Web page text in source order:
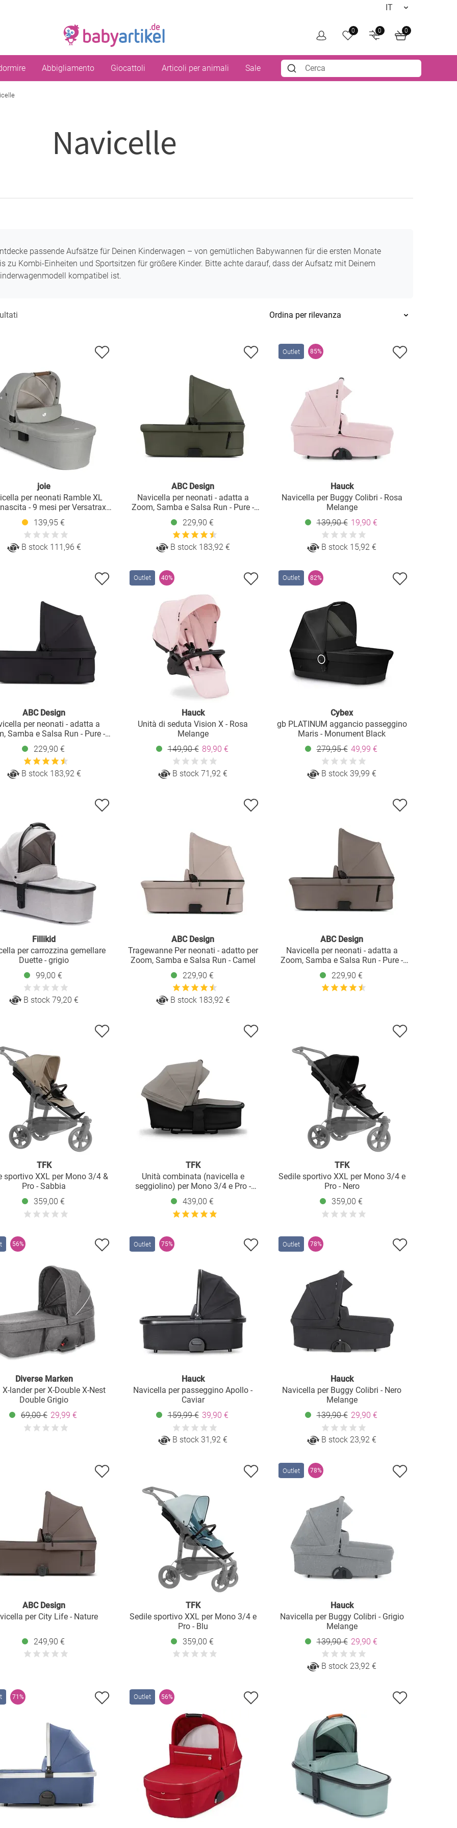
0 0 0
Abbigliamento Giocattoli Articoli per animali Sale
Navicelle
passende Aufsätze für Deinen Kinderwagen – von gemütlichen Babywannen für die ersten Monate
zu Kombi-Einheiten und Sportsitzen für größere Kinder. Bitte achte darauf, dass der Aufsatz mit Deinem
kompatibel ist.
joie
per neonati Ramble XL
- 9 mesi per Versatrax,
E incl. copertura
antipioggia - Pebble
139,95 €
B stock 111,96 €
ABC Design
Navicella per neonati - adatta a
Zoom, Samba e Salsa Run - Pure -
Avocado
229,90 €
B stock 183,92 €
Outlet 85%
Hauck
Navicella per Buggy Colibri - Rosa
Melange
139,90 € 19,90 €
B stock 15,92 €
ABC Design
per neonati - adatta a
Samba e Salsa Run - Pure -
229,90 €
B stock 183,92 €
Outlet 40%
Hauck
Unità di seduta Vision X - Rosa
Melange
149,90 € 89,90 €
B stock 71,92 €
Outlet 82%
Cybex
gb PLATINUM aggancio passeggino
Maris - Monument Black
279,95 € 49,99 €
B stock 39,99 €
Fillikid
per carrozzina gemellare
Duette - grigio
99,00 €
B stock 79,20 €
ABC Design
Tragewanne Per neonati - adatto per
Zoom, Samba e Salsa Run - Camel
229,90 €
B stock 183,92 €
ABC Design
Navicella per neonati - adatta a
Zoom, Samba e Salsa Run - Pure -
229,90 €
TFK
sportivo XXL per Mono 3/4 &
Pro - Sabbia
359,00 €
TFK
Unità combinata (navicella e
seggiolino) per Mono 3/4 e Pro -
Sabbia
439,00 €
TFK
Sedile sportivo XXL per Mono 3/4 e
Pro - Nero
359,00 €
56%
Diverse Marken
X-lander per X-Double X-Nest
Double Grigio
69,00 € 29,99 €
Outlet 75%
Hauck
Navicella per passeggino Apollo -
Caviar
159,99 € 39,90 €
B stock 31,92 €
Outlet 78%
Hauck
Navicella per Buggy Colibri - Nero
Melange
139,90 € 29,90 €
B stock 23,92 €
ABC Design
per City Life - Nature
249,90 €
TFK
Sedile sportivo XXL per Mono 3/4 e
Pro - Blu
359,00 €
Outlet 78%
Hauck
Navicella per Buggy Colibri - Grigio
Melange
139,90 € 29,90 €
B stock 23,92 €
71% Outlet 56%